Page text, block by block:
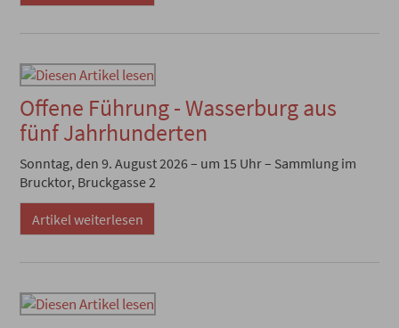
Offene Führung - Wasserburg aus
fünf Jahrhunderten
Sonntag, den 9. August 2026 – um 15 Uhr – Sammlung im
Brucktor, Bruckgasse 2
Artikel weiterlesen